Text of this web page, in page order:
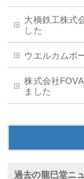
大橋鉄工株式
した
ウエルカムボ
株式会社
ました
過去の龍巳堂ニ